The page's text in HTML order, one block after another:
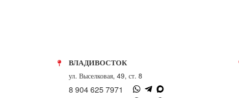
ВЛАДИВОСТОК
ул. Выселковая, 49, ст. 8
8 904 625 7971